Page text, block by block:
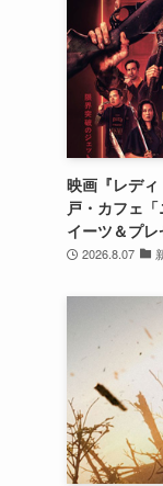
映画『レデ
戸・カフェ
イーツ＆プ
2026.8.07